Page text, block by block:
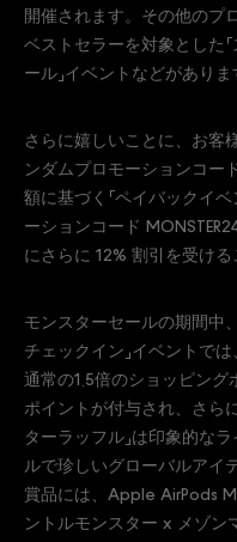
開催されます。その他のプ
ベストセラーを対象とした「
ール」イベントなどがありま
さらに嬉しいことに、お客
ンダムプロモーションコー
額に基づく「ペイバックイ
ーションコード
にさらに 12% 割引を受ける
モンスターセールの期間中
チェックイン」イベントで
通常の1.5倍のショッピング
ポイントが付与され、さら
ターラッフル」は印象的な
ルで珍しいグローバルアイ
賞品には、Apple AirPods
ントルモンスター x メゾン